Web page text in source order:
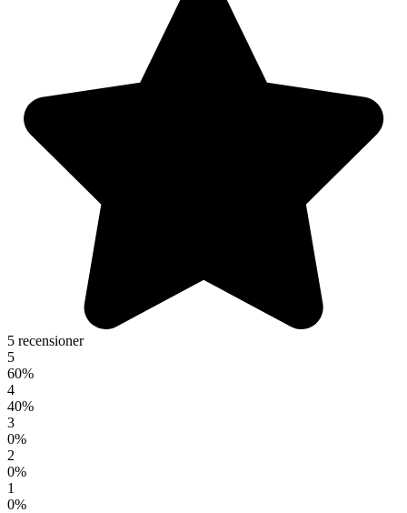
5 recensioner
5
60%
4
40%
3
0%
2
0%
1
0%